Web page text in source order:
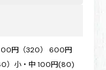
円（320） 600円
）小・中 100円(80)